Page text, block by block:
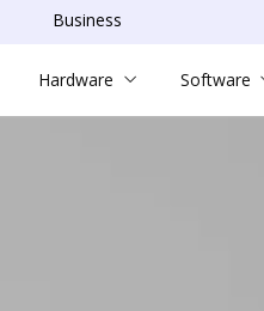
Business
Hardware Software